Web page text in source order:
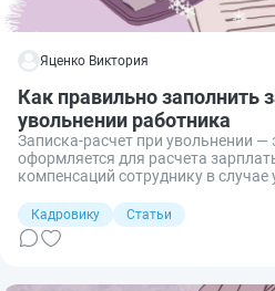
Яценко Виктория
Как правильно заполнить
увольнении работника
Записка-расчет при увольнении —
оформляется для расчета
компенсаций сотруднику в
Кадровику
Статьи